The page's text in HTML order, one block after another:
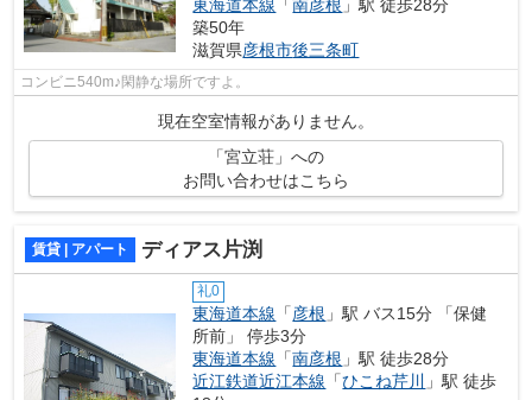
東海道本線 「 南彦根 」駅 徒歩28分
築50年
滋賀県彦根市後三条町
コンビニ540m♪閑静な場所ですよ。
現在空室情報がありません。
「宮立荘」への
お問い合わせはこちら
賃貸 | アパート ディアス片渕
礼0
東海道本線 「彦根 」駅 バス15分 「保健
所前」 停歩3分
東海道本線 「南彦根 」駅 徒歩28分
近江鉄道近江本線 「ひこね芹川
」駅 徒歩